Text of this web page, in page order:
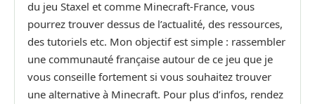
du jeu Staxel et comme Minecraft-France, vous
pourrez trouver dessus de l’actualité, des ressources,
des tutoriels etc. Mon objectif est simple : rassembler
une communauté française autour de ce jeu que je
vous conseille fortement si vous souhaitez trouver
une alternative à Minecraft. Pour plus d’infos, rendez